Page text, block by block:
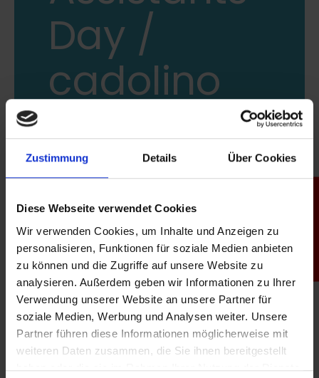
Zustimmung Details Über Cookies
Diese Webseite verwendet Cookies
Wir verwenden Cookies, um Inhalte und Anzeigen zu
personalisieren, Funktionen für soziale Medien anbieten
zu können und die Zugriffe auf unsere Website zu
analysieren. Außerdem geben wir Informationen zu Ihrer
Verwendung unserer Website an unsere Partner für
soziale Medien, Werbung und Analysen weiter. Unsere
Partner führen diese Informationen möglicherweise mit
weiteren Daten zusammen, die Sie ihnen bereitgestellt
haben oder die sie im Rahmen Ihrer Nutzung der Dienste
Day /
cadolino
cadolino
Besuchen Sie uns auf dem Assistants Day /
cadolino 2026 in der Schweiz.
Entdecken Sie das farbenfrohe STABILO-